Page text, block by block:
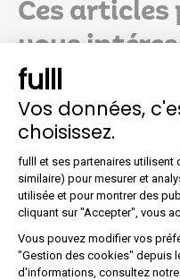
fulll
Vos données,
choisissez.
Plateforme
fulll et ses partenaires
similaire) pour mesurer et
utilisée et pour montrer des
cliquant sur "Accepter", vous
Vous pouvez modifier vos
"Gestion des cookies" depuis
d'informations, consultez
Ces
vous